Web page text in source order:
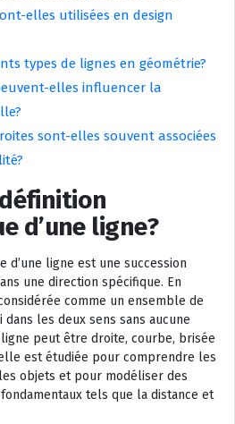
elles utilisées en design
types de lignes en géométrie?
elles influencer la
sont-elles souvent associées
d’une ligne?
d’une ligne est une succession
une direction spécifique. En
comme un ensemble de
dans les deux sens sans aucune
peut être droite, courbe, brisée
est étudiée pour comprendre les
objets et pour modéliser des
tels que la distance et